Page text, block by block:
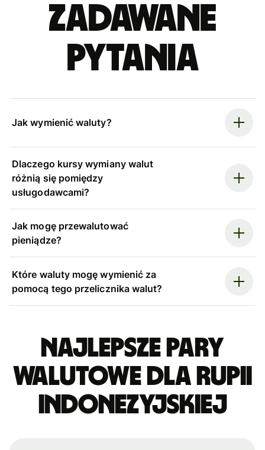
zadawane
pytania
Jak wymienić waluty?
Dlaczego kursy wymiany walut
różnią się pomiędzy
usługodawcami?
Jak mogę przewalutować
pieniądze?
Które waluty mogę wymienić za
pomocą tego przelicznika walut?
Najlepsze pary
walutowe dla rupii
indonezyjskiej